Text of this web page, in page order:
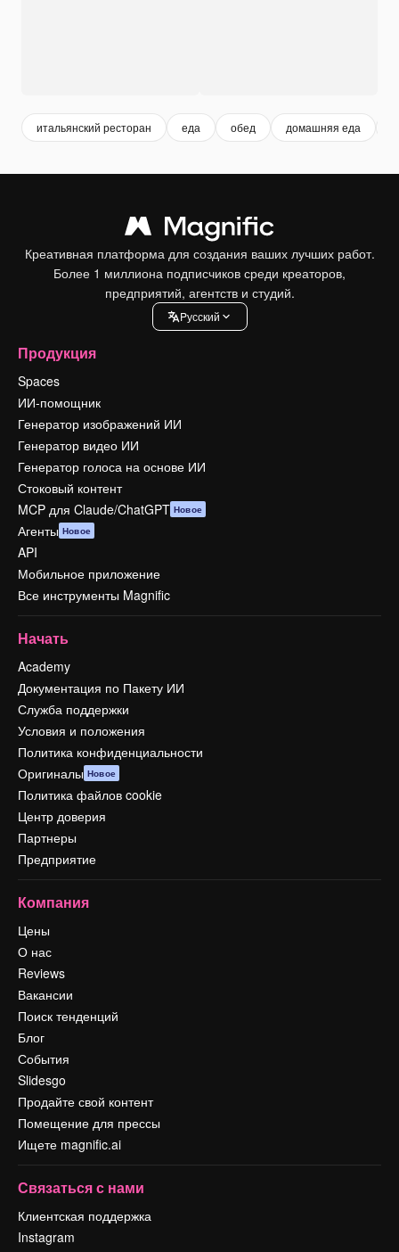
итальянский ресторан еда обед домашняя еда
Креативная платформа для создания ваших лучших работ.
Более 1 миллиона подписчиков среди креаторов,
предприятий, агентств и студий.
Pусский
Продукция
Spaces
ИИ-помощник
Генератор изображений ИИ
Генератор видео ИИ
Генератор голоса на основе ИИ
Стоковый контент
MCP для Claude/ChatGPT Новое
Агенты Новое
API
Мобильное приложение
Все инструменты Magnific
Начать
Academy
Документация по Пакету ИИ
Служба поддержки
Условия и положения
Политика конфиденциальности
Оригиналы Новое
Политика файлов cookie
Центр доверия
Партнеры
Предприятие
Компания
Цены
О нас
Reviews
Вакансии
Поиск тенденций
Блог
События
Slidesgo
Продайте свой контент
Помещение для прессы
Ищете magnific.ai
Связаться с нами
Клиентская поддержка
Instagram